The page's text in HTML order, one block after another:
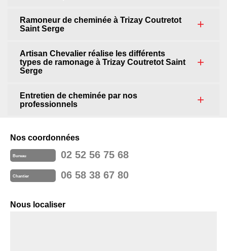
Ramoneur de cheminée à Trizay Coutretot
Saint Serge
Artisan Chevalier réalise les différents
types de ramonage à Trizay Coutretot Saint
Serge
Entretien de cheminée par nos
professionnels
Nos coordonnées
Bureau 02 52 56 75 68
Chantier 06 58 38 67 80
Nous localiser